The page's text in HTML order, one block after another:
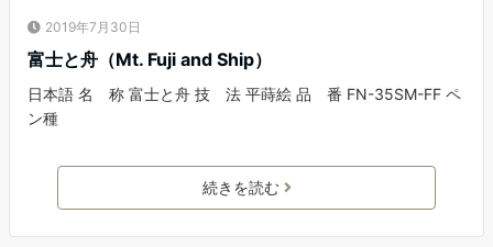
2019年7月30日
富士と舟（Mt. Fuji and Ship）
日本語 名 称 富士と舟 技 法 平蒔絵 品 番 FN-35SM-FF ペ
ン種
続きを読む